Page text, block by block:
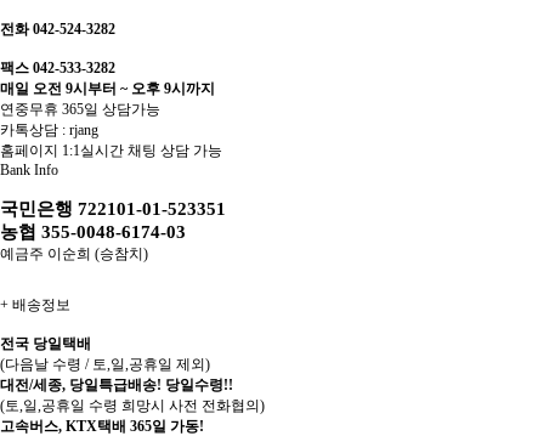
전화 042-524-3282
팩스 042-533-3282
매일 오전 9시부터 ~ 오후 9시까지
연중무휴 365일 상담가능
카톡상담 : rjang
홈페이지 1:1실시간 채팅 상담 가능
Bank Info
국민은행 722101-01-523351
농협 355-0048-6174-03
예금주 이순희 (승참치)
+ 배송정보
전국 당일택배
(다음날 수령 / 토,일,공휴일 제외)
대전/세종, 당일특급배송! 당일수령!!
(토,일,공휴일 수령 희망시 사전 전화협의)
고속버스, KTX택배 365일 가동!